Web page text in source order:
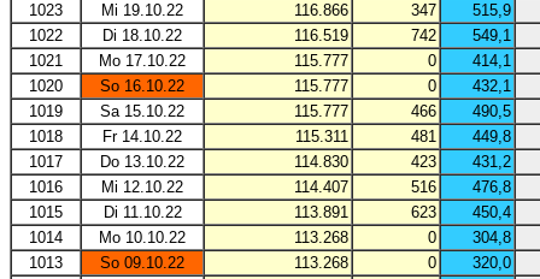
1023
Mi 19.10.22 116.866 347
515,9
1022
Di 18.10.22 116.519 742
549,1
1021
Mo 17.10.22 115.777 0
414,1
1020
So 16.10.22 115.777 0
432,1
1019
Sa 15.10.22 115.777 466
490,5
1018
Fr 14.10.22 115.311 481
449,8
1017
Do 13.10.22 114.830 423
431,2
1016
Mi 12.10.22 114.407 516
476,8
1015
Di 11.10.22 113.891 623
450,4
1014
Mo 10.10.22 113.268 0
304,8
1013
So 09.10.22 113.268 0
320,0